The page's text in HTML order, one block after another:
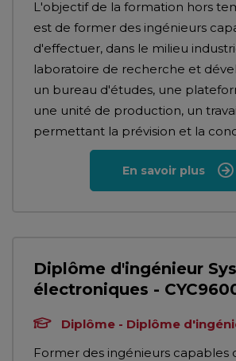
L'objectif de la formation hors
est de former des ingénieurs
d'effectuer, dans le milieu
laboratoire de recherche et
un bureau d'études, une
une unité de production, un
permettant la prévision et la
En savoir plus
Diplôme d'ingénieur
électroniques -
Diplôme - Diplôme
Former des ingénieurs capables